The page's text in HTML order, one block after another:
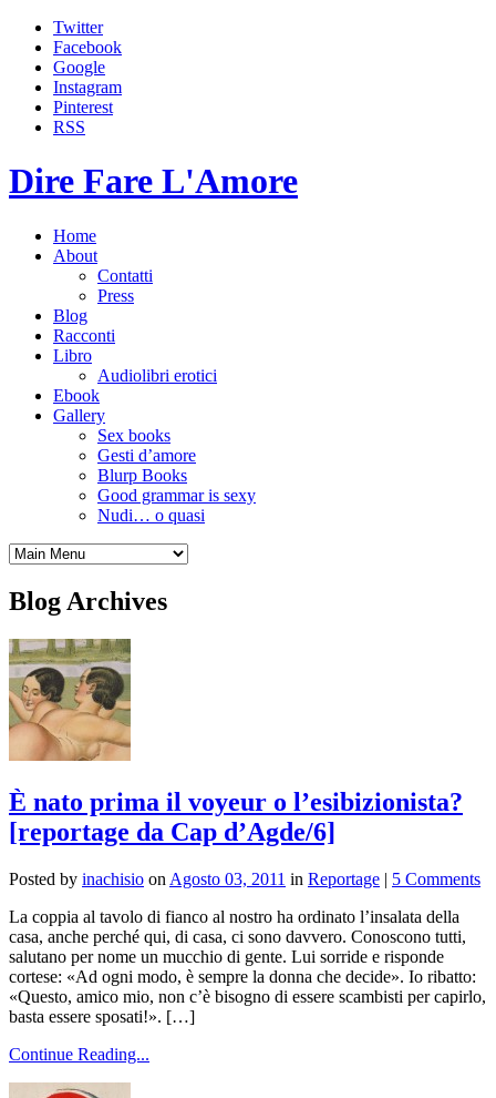
Twitter
Facebook
Google
Instagram
Pinterest
RSS
Dire Fare L'Amore
Home
About
Contatti
Press
Blog
Racconti
Libro
Audiolibri erotici
Ebook
Gallery
Sex books
Gesti d’amore
Blurp Books
Good grammar is sexy
Nudi… o quasi
Blog Archives
È nato prima il voyeur o l’esibizionista?
[reportage da Cap d’Agde/6]
Posted by inachisio on Agosto 03, 2011 in Reportage | 5 Comments
La coppia al tavolo di fianco al nostro ha ordinato l’insalata della
casa, anche perché qui, di casa, ci sono davvero. Conoscono tutti,
salutano per nome un mucchio di gente. Lui sorride e risponde
cortese: «Ad ogni modo, è sempre la donna che decide». Io ribatto:
«Questo, amico mio, non c’è bisogno di essere scambisti per capirlo,
basta essere sposati!». […]
Continue Reading...